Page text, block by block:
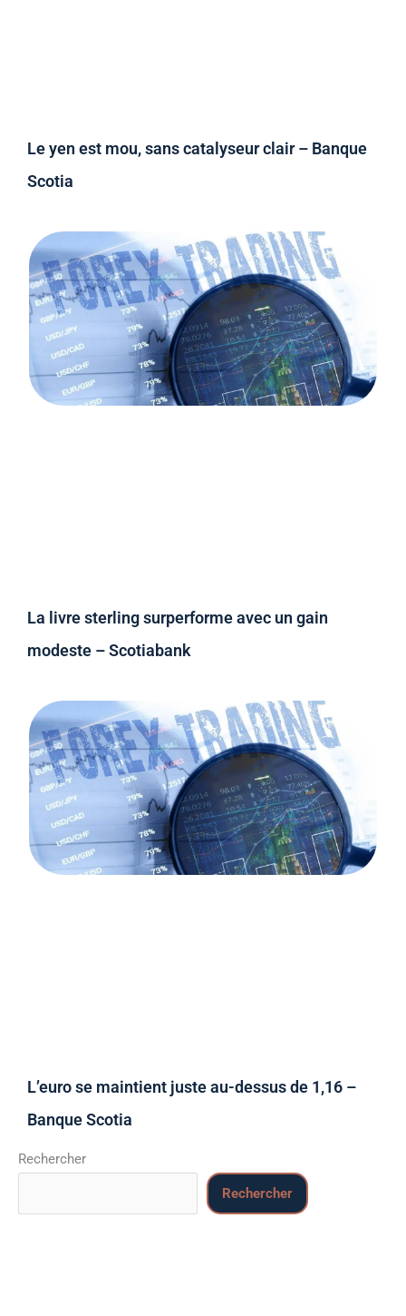
Le yen est mou, sans catalyseur clair – Banque
Scotia
La livre sterling surperforme avec un gain
modeste – Scotiabank
L’euro se maintient juste au-dessus de 1,16 –
Banque Scotia
Rechercher
Rechercher